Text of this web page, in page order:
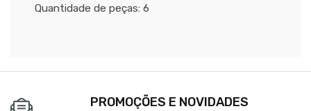
Quantidade de peças: 6
PROMOÇÕES E NOVIDADES